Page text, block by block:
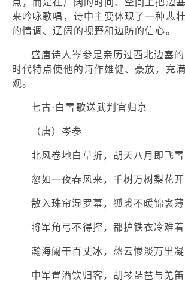
点，而是在广阔的时间、空间上把边
来吟咏歌唱，诗中主要体现了一种悲
的情调、辽阔的视野和边防的信心。
盛唐诗人岑参是亲历过西北边塞
时代特点使他的诗作雄健、豪放，充
观。
七古·白雪歌送武判官归京
（唐）岑参
北风卷地白草折，胡天八月即飞雪
忽如一夜春风来，千树万树梨花开
散入珠帘湿罗幕，狐裘不暖锦衾薄
将军角弓不得控，都护铁衣冷难着
瀚海阑干百丈冰，愁云惨淡万里凝
中军置酒饮归客，胡琴琵琶与羌笛